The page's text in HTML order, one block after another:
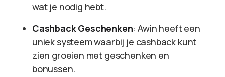
wat je nodig hebt.
Cashback Geschenken: Awin heeft een
uniek systeem waarbij je cashback kunt
zien groeien met geschenken en
bonussen.